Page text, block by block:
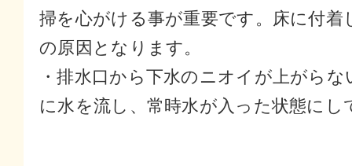
掃を心がける事が重要です。床に付着
の原因となります。
・排水口から下水のニオイが上がら
に水を流し、常時水が入った状態にし